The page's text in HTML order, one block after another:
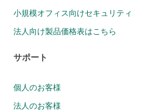
小規模オフィス向けセキュリティ
法人向け製品価格表はこちら
サポート
個人のお客様
法人のお客様